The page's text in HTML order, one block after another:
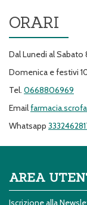
ORARI
Dal Lunedi al
Domenica e festivi
Tel. 0668806969
Email
Whatsapp
AREA
Iscrizione alla